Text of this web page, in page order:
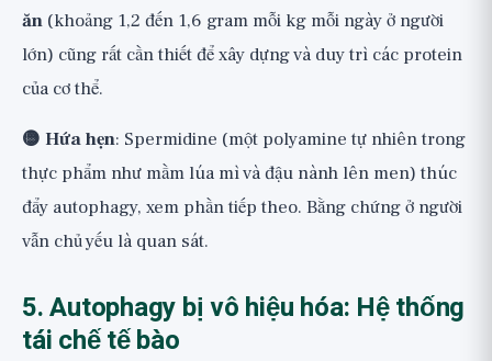
ăn (khoảng 1,2 đến 1,6 gram mỗi kg mỗi ngày ở người
lớn) cũng rất cần thiết để xây dựng và duy trì các protein
của cơ thể.
🟡 Hứa hẹn: Spermidine (một polyamine tự nhiên trong
thực phẩm như mầm lúa mì và đậu nành lên men) thúc
đẩy autophagy, xem phần tiếp theo. Bằng chứng ở người
vẫn chủ yếu là quan sát.
5. Autophagy bị vô hiệu hóa: Hệ thống
tái chế tế bào